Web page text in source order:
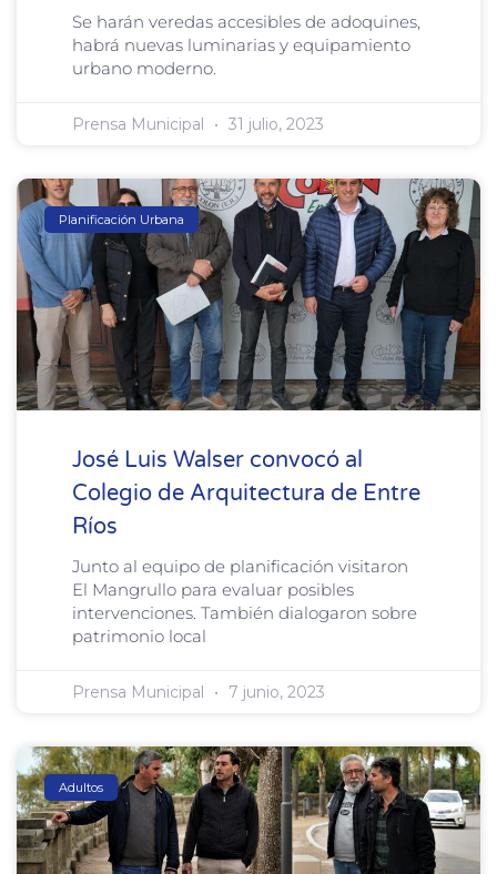
Se harán veredas accesibles de adoquines,
habrá nuevas luminarias y equipamiento
urbano moderno.
Prensa Municipal 31 julio, 2023
Planificación Urbana
José Luis Walser convocó al
Colegio de Arquitectura de Entre
Ríos
Junto al equipo de planificación visitaron
El Mangrullo para evaluar posibles
intervenciones. También dialogaron sobre
patrimonio local
Prensa Municipal 7 junio, 2023
Adultos